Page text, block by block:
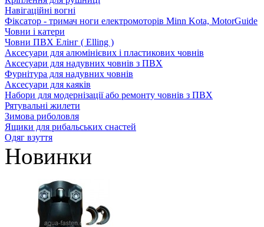
Навігаційні вогні
Фіксатор - тримач ноги електромоторів Minn Kota, MotorGuide
Човни і катери
Човни ПВХ Елінг ( Elling )
Аксесуари для алюмінієвих і пластикових човнів
Аксесуари для надувних човнів з ПВХ
Фурнітура для надувних човнів
Аксесуари для каяків
Набори для модернізації або ремонту човнів з ПВХ
Рятувальні жилети
Зимова риболовля
Ящики для рибальських снастей
Одяг взуття
Новинки